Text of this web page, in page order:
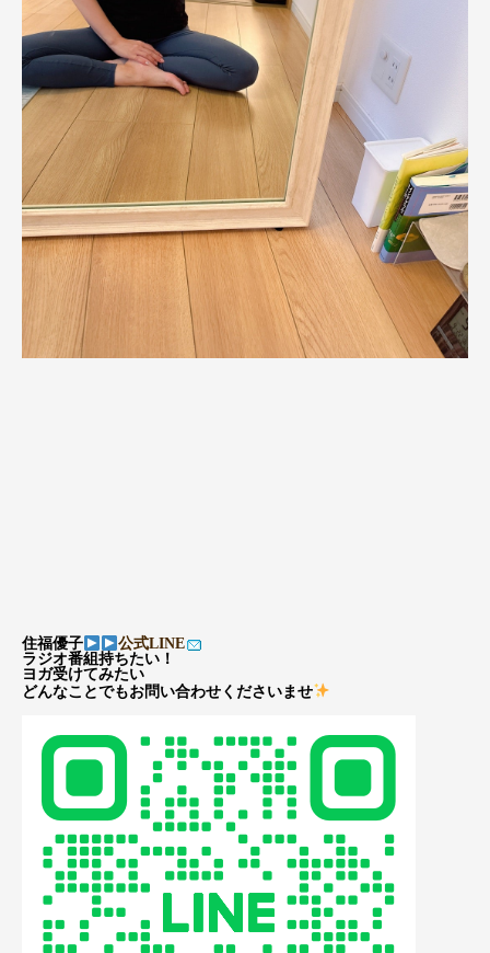
住福優子
公式LINE
ラジオ番組持ちたい！
ヨガ受けてみたい
どんなことでもお問い合わせくださいませ